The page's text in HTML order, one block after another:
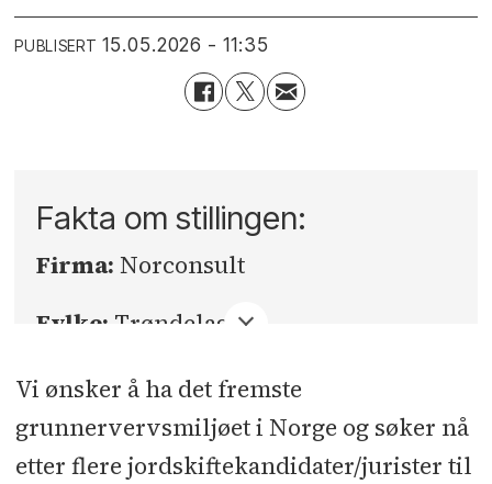
PUBLISERT 15.05.2026 - 11:35
Fakta om stillingen:
Firma: Norconsult
Fylke: Trøndelag
Sted:Trondheim
Søknadsfrist:07.06.2026
Vi ønsker å ha det fremste
grunnervervsmiljøet i Norge og søker nå
etter flere jordskiftekandidater/jurister til